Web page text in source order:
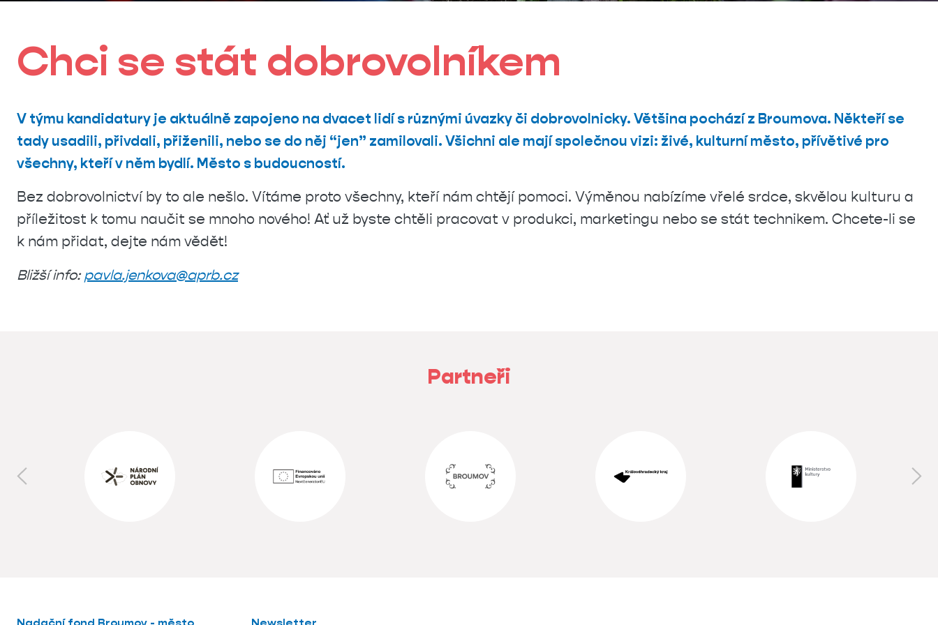
Chci se stát dobrovolníkem
V týmu kandidatury je aktuálně zapojeno na dvacet lidí s různými úvazky či dobrovolnicky. Většina pochází z Broumova. Někteří se
tady usadili, přivdali, přiženili, nebo se do něj “jen” zamilovali. Všichni ale mají společnou vizi: živé, kulturní město, přívětivé pro
všechny, kteří v něm bydlí. Město s budoucností.
Bez dobrovolnictví by to ale nešlo. Vítáme proto všechny, kteří nám chtějí pomoci. Výměnou nabízíme vřelé srdce, skvělou kulturu a
příležitost k tomu naučit se mnoho nového! Ať už byste chtěli pracovat v produkci, marketingu nebo se stát technikem. Chcete-li se
k nám přidat, dejte nám vědět!
Bližší info:pavla.jenkova@aprb.cz
Partneři